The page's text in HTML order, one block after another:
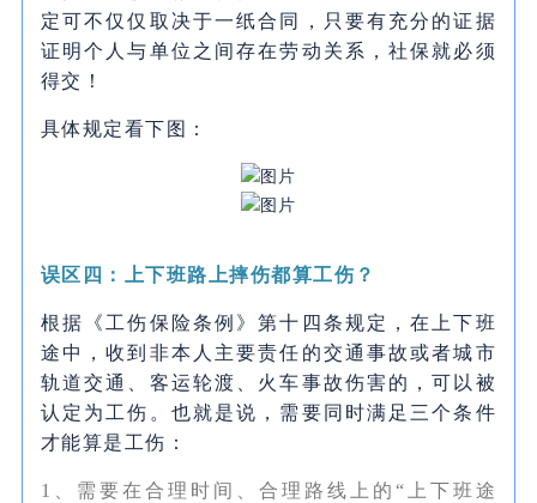
定可不仅仅取决于一纸合同，只要有充分的证据
证明个人与单位之间存在劳动关系，社保就必须
得交！
具体规定看下图：
误区四：上下班路上摔伤都算工伤？
根据《工伤保险条例》第十四条规定，在上下班
途中，收到非本人主要责任的交通事故或者城市
轨道交通、客运轮渡、火车事故伤害的，可以被
认定为工伤。也就是说，需要同时满足三个条件
才能算是工伤：
1、需要在合理时间、合理路线上的“上下班途